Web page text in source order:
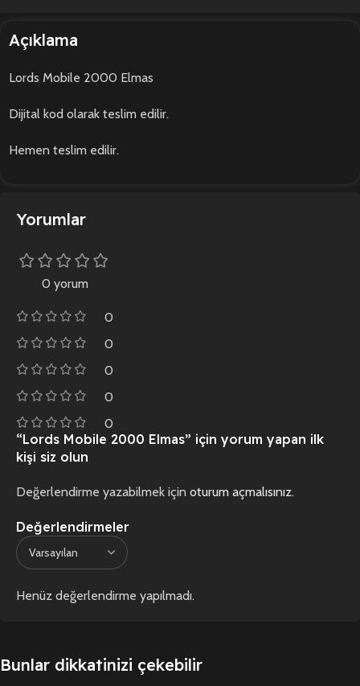
Açıklama
Lords Mobile 2000 Elmas
Dijital kod olarak teslim edilir.
Hemen teslim edilir.
Yorumlar
0 yorum
0
0
0
0
0
Değerlendirmeler
Henüz değerlendirme yapılmadı.
“Lords Mobile 2000 Elmas” için yorum yapan ilk
kişi siz olun
Değerlendirme yazabilmek için oturum açmalısınız.
Bunlar dikkatinizi çekebilir